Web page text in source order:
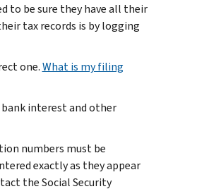
to be sure they have all their
tax records is by logging
one.What is my filing
bank interest and other
numbers must be
exactly as they appear
the Social Security